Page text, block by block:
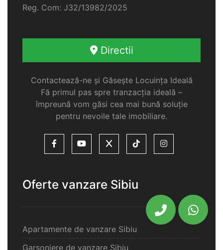
Reg. Com: J32/13982/2025
Directii
Contactează-ne și Găsește Locuința Ideală
Fă primul pas spre tranzacția ideală –
împreună vom găsi cea mai bună soluție
pentru nevoile tale imobiliare.
Oferte vanzare Sibiu
Apartamente de vanzare Sibiu
Garsoniere de vanzare Sibiu